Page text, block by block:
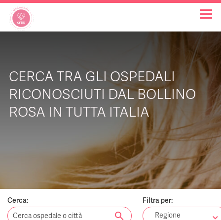
INIZIATIVE
NOTIZIE
CHI SIAMO
CERCA TRA GLI OSPEDALI
RICONOSCIUTI DAL BOLLINO
ROSA IN TUTTA ITALIA
Cerca:
search
Filtra per:
Regione